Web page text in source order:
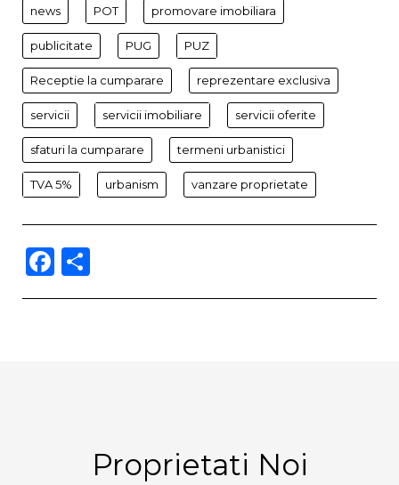
news POT promovare imobiliara
publicitate PUG PUZ
Receptie la cumparare reprezentare exclusiva
servicii servicii imobiliare servicii oferite
sfaturi la cumparare termeni urbanistici
TVA 5% urbanism vanzare proprietate
Facebook
Proprietati Noi